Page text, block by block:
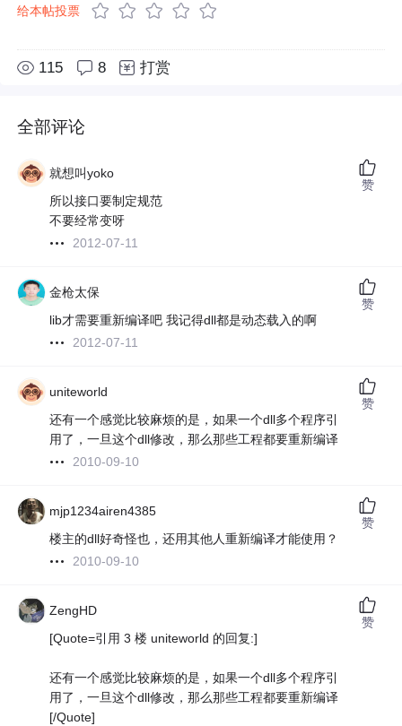
给本帖投票
115 8 打赏
全部评论
就想叫yoko
所以接口要制定规范
不要经常变呀
2012-07-11
赞
金枪太保
lib才需要重新编译吧 我记得dll都是动态载入的啊
2012-07-11
赞
uniteworld
还有一个感觉比较麻烦的是，如果一个dll多个程序引
用了，一旦这个dll修改，那么那些工程都要重新编译
2010-09-10
赞
mjp1234airen4385
楼主的dll好奇怪也，还用其他人重新编译才能使用？
2010-09-10
赞
ZengHD
[Quote=引用 3 楼 uniteworld 的回复:]
还有一个感觉比较麻烦的是，如果一个dll多个程序引
用了，一旦这个dll修改，那么那些工程都要重新编译
[/Quote]
赞